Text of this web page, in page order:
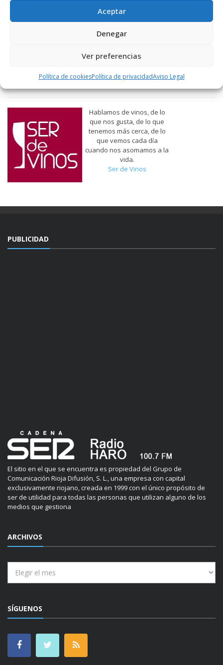
Aceptar
Denegar
Ver preferencias
Política de cookiesPolítica de privacidadAviso Legal
Hablamos de vinos, de lo
que nos gusta, de lo que
tenemos más cerca, de lo
que vemos cada día
cuando nos asomamos a la
vida.
Ser de Vinos
PUBLICIDAD
El sitio en el que se encuentra es propiedad del Grupo de
Comunicación Rioja Difusión, S. L., una empresa con capital
exclusivamente riojano, creada en 1999 con el único propósito de
ser de utilidad para todas las personas que utilizan alguno de los
medios que gestiona
ARCHIVOS
SÍGUENOS